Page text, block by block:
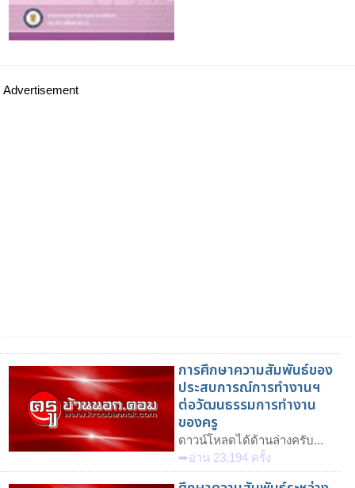
Advertisement
การศึกษาความสัมพันธ์ของ
ประสบการณ์การทำงานฯ
ต่อวัฒนธรรมการทำงาน
ของครู
ดาวน์โหลดได้ด้านล่างครับ...
➥อ่าน 23,194 ครั้ง